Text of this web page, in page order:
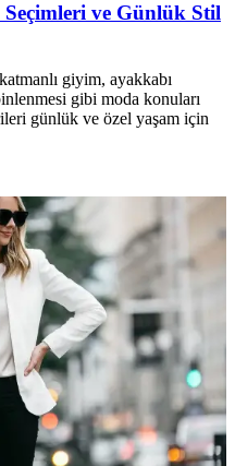
ve Günlük Stil
giyim, ayakkabı
gibi moda konuları
günlük ve özel yaşam için